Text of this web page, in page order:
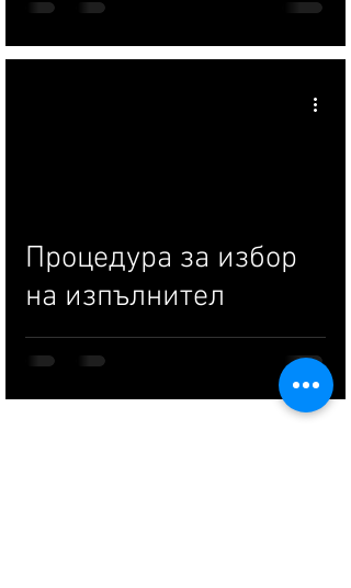
Процедура за избор
на изпълнител